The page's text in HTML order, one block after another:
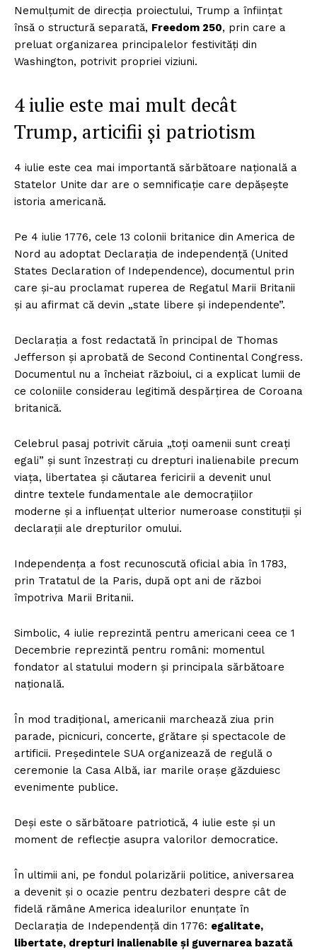
Nemulțumit de direcția proiectului, Trump a înființat
însă o structură separată, Freedom 250, prin care a
preluat organizarea principalelor festivități din
Washington, potrivit propriei viziuni.
4 iulie este mai mult decât
Trump, articifii și patriotism
4 iulie este cea mai importantă sărbătoare națională a
Statelor Unite dar are o semnificație care depășește
istoria americană.
Pe 4 iulie 1776, cele 13 colonii britanice din America de
Nord au adoptat Declarația de independență (United
States Declaration of Independence), documentul prin
care și-au proclamat ruperea de Regatul Marii Britanii
și au afirmat că devin „state libere și independente”.
Declarația a fost redactată în principal de Thomas
Jefferson și aprobată de Second Continental Congress.
Documentul nu a încheiat războiul, ci a explicat lumii de
ce coloniile considerau legitimă despărțirea de Coroana
britanică.
Celebrul pasaj potrivit căruia „toți oamenii sunt creați
egali” și sunt înzestrați cu drepturi inalienabile precum
viața, libertatea și căutarea fericirii a devenit unul
dintre textele fundamentale ale democrațiilor
moderne și a influențat ulterior numeroase constituții și
declarații ale drepturilor omului.
Independența a fost recunoscută oficial abia în 1783,
prin Tratatul de la Paris, după opt ani de război
împotriva Marii Britanii.
Simbolic, 4 iulie reprezintă pentru americani ceea ce 1
Decembrie reprezintă pentru români: momentul
fondator al statului modern și principala sărbătoare
națională.
În mod tradițional, americanii marchează ziua prin
parade, picnicuri, concerte, grătare și spectacole de
artificii. Președintele SUA organizează de regulă o
ceremonie la Casa Albă, iar marile orașe găzduiesc
evenimente publice.
Deși este o sărbătoare patriotică, 4 iulie este și un
moment de reflecție asupra valorilor democratice.
În ultimii ani, pe fondul polarizării politice, aniversarea
a devenit și o ocazie pentru dezbateri despre cât de
fidelă rămâne America idealurilor enunțate în
Declarația de Independență din 1776: egalitate,
libertate, drepturi inalienabile și guvernarea bazată